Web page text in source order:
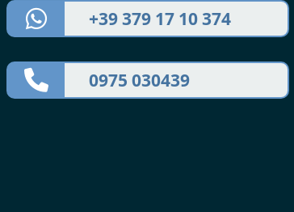
+39 379 17 10 374
0975 030439